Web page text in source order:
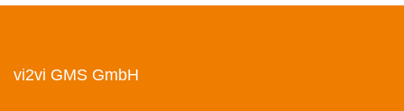
vi2vi GMS GmbH